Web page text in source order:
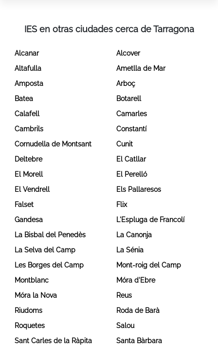
IES en otras ciudades cerca de Tarragona
Alcanar
Alcover
Altafulla
Ametlla de Mar
Amposta
Arboç
Batea
Botarell
Calafell
Camarles
Cambrils
Constantí
Cornudella de Montsant
Cunit
Deltebre
El Catllar
El Morell
El Perelló
El Vendrell
Els Pallaresos
Falset
Flix
Gandesa
L'Espluga de Francolí
La Bisbal del Penedès
La Canonja
La Selva del Camp
La Sénia
Les Borges del Camp
Mont-roig del Camp
Montblanc
Móra d'Ebre
Móra la Nova
Reus
Riudoms
Roda de Barà
Roquetes
Salou
Sant Carles de la Ràpita
Santa Bàrbara